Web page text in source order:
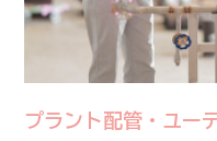
プラント配管・ ユー